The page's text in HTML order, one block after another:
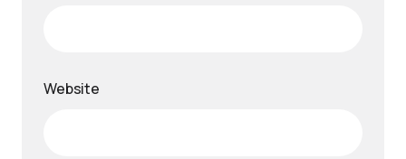
Website